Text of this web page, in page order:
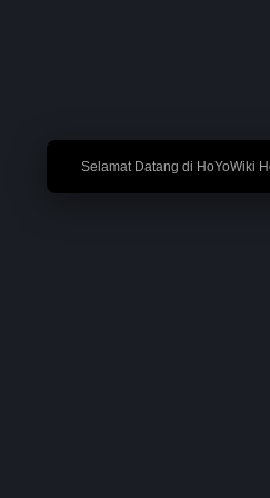
🎉 Selamat Datang di HoYoWiki